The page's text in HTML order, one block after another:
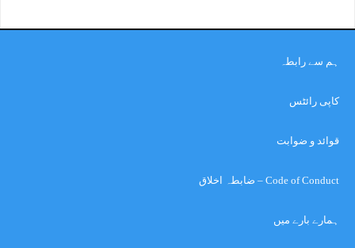
ہم سے رابطہ
کاپی رائٹس
قوائد و ضوابت
Code of Conduct – ضابطہ اخلاق
ہمارے بارے میں